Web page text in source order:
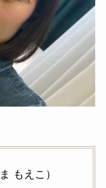
もえこ）